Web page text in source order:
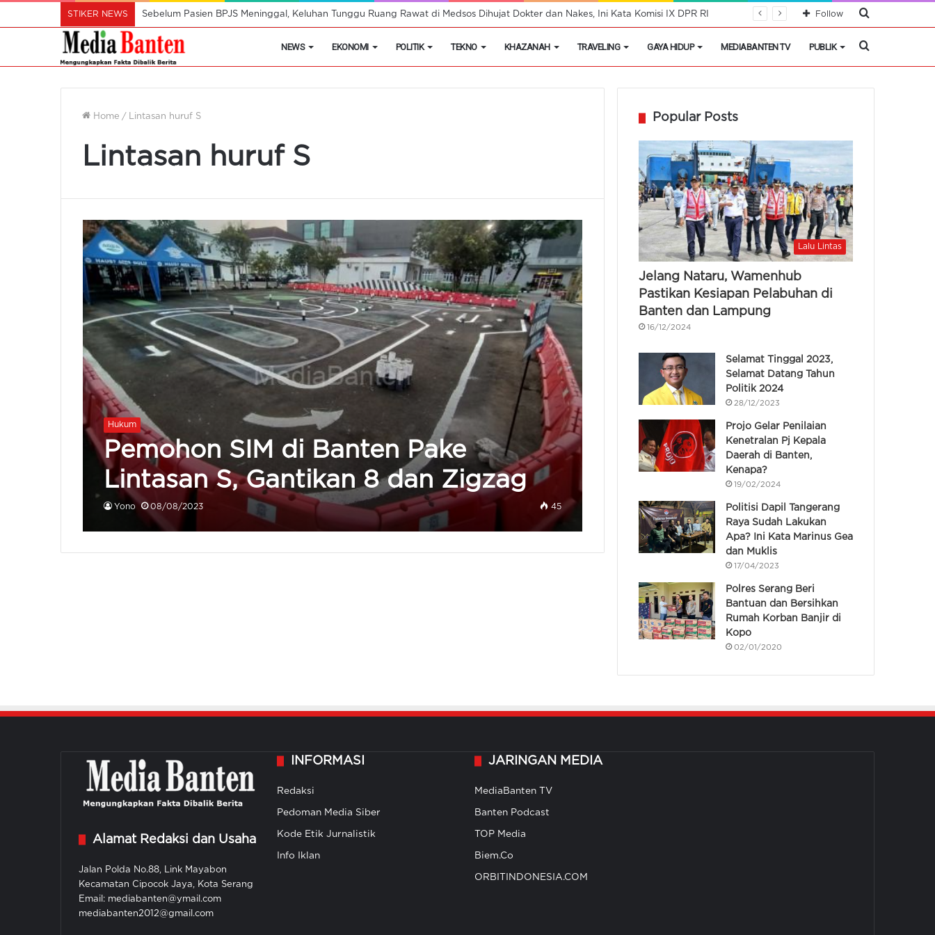
STIKER NEWS Sebelum Pasien BPJS Meninggal, Keluhan Tunggu Ruang Rawat di Medsos Dihujat Dokter dan Nakes, Ini Kata Komisi IX DPR RI Cari
Follow
NEWS EKONOMI POLITIK TEKNO KHAZANAH TRAVELING GAYA HIDUP MEDIABANTEN TV PUBLIK Cari
Home / Lintasan huruf S
Lintasan huruf S
Hukum
Pemohon SIM di Banten Pake
Lintasan S, Gantikan 8 dan Zigzag
Yono 08/08/2023 45
Popular Posts
Lalu Lintas
Jelang Nataru, Wamenhub
Pastikan Kesiapan Pelabuhan di
Banten dan Lampung
16/12/2024
Selamat Tinggal 2023,
Selamat Datang Tahun
Politik 2024
28/12/2023
Projo Gelar Penilaian
Kenetralan Pj Kepala
Daerah di Banten,
Kenapa?
19/02/2024
Politisi Dapil Tangerang
Raya Sudah Lakukan
Apa? Ini Kata Marinus Gea
dan Muklis
17/04/2023
Polres Serang Beri
Bantuan dan Bersihkan
Rumah Korban Banjir di
Kopo
02/01/2020
Alamat Redaksi dan Usaha
Jalan Polda No.88, Link Mayabon
Kecamatan Cipocok Jaya, Kota Serang
Email: mediabanten@ymail.com
mediabanten2012@gmail.com
INFORMASI
Redaksi
Pedoman Media Siber
Kode Etik Jurnalistik
Info Iklan
JARINGAN MEDIA
MediaBanten TV
Banten Podcast
TOP Media
Biem.Co
ORBITINDONESIA.COM